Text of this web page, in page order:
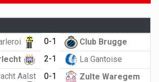
0-1
Club Brugge
2-1
La Gantoise
Aalst
0-1 Zulte Waregem